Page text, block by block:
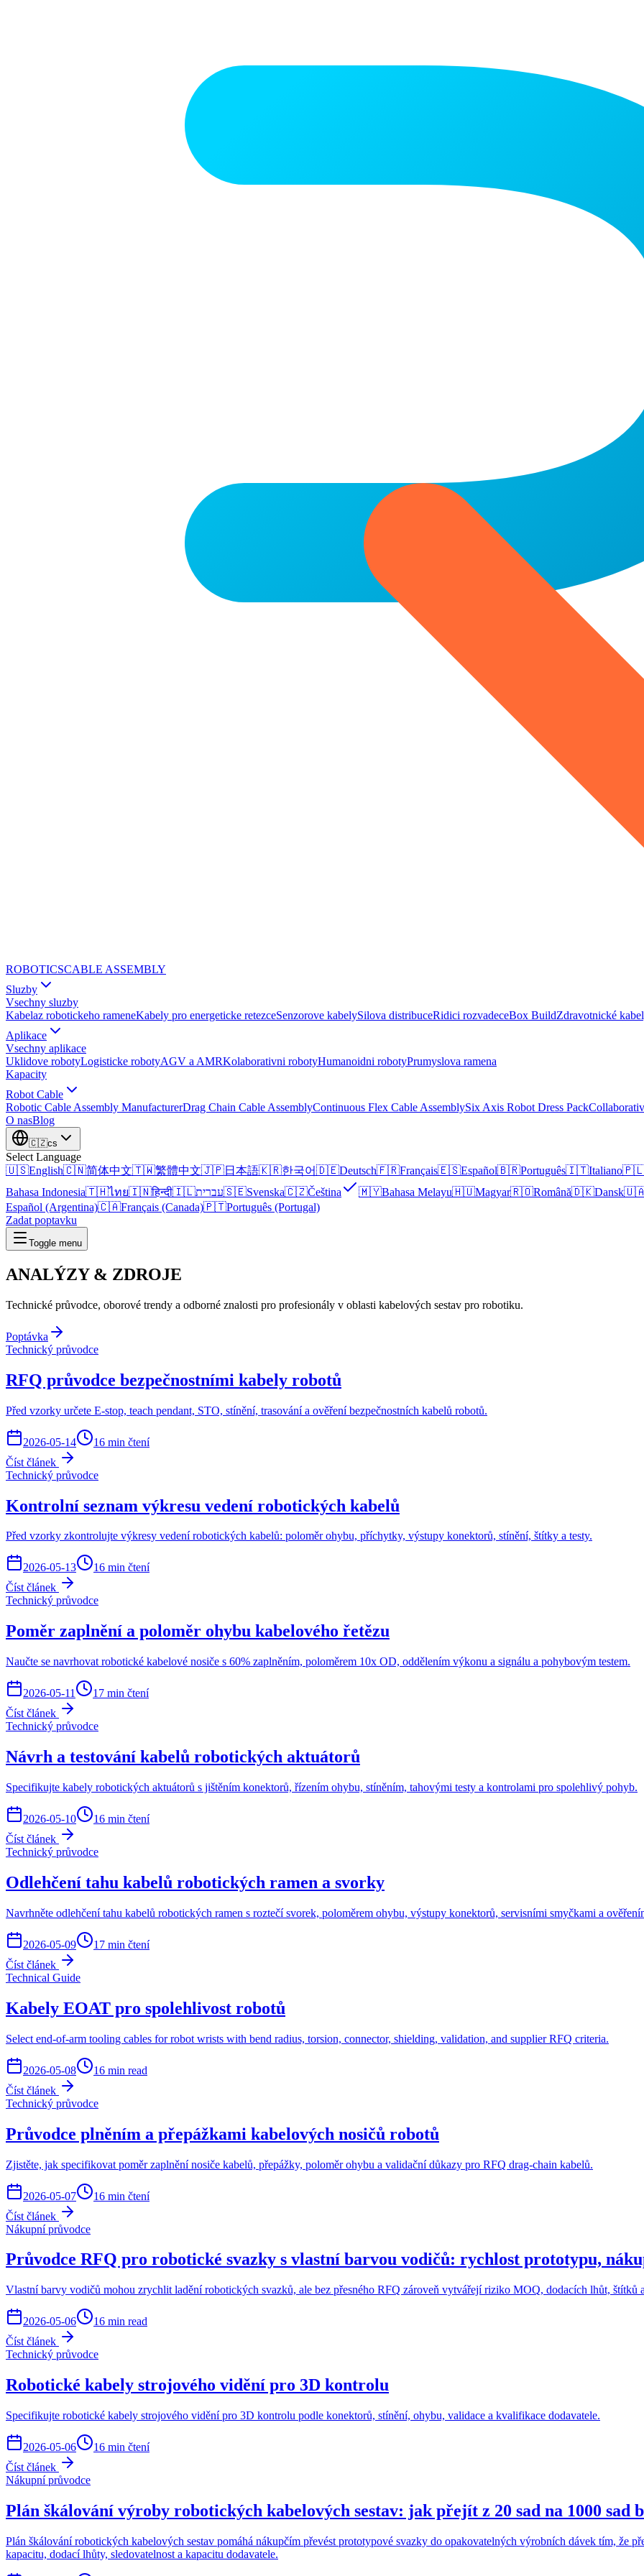
ROBOTICSCABLE ASSEMBLY
Sluzby
Vsechny sluzby
Kabelaz robotickeho rameneKabely pro energeticke retezceSenzorove kabelySilova distribuceRidici rozvadeceBox BuildZdravotnické
Aplikace
Vsechny aplikace
Uklidove robotyLogisticke robotyAGV a AMRKolaborativni robotyHumanoidni robotyPrumyslova ramena
Kapacity
Robot Cable
Robotic Cable Assembly ManufacturerDrag Chain Cable AssemblyContinuous Flex Cable AssemblySix Axis Robot Dress Pack
O nasBlog
🇨🇿cs
Select Language
🇺🇸English🇨🇳简体中文🇹🇼繁體中文🇯🇵日本語🇰🇷한국어🇩🇪Deutsch🇫🇷Français🇪🇸Español🇧🇷Português🇮🇹Italiano
Bahasa Indonesia🇹🇭ไทย🇮🇳हिन्दी🇮🇱עברית🇸🇪Svenska🇨🇿Čeština 🇲🇾Bahasa Melayu🇭🇺Magyar🇷🇴Română🇩🇰Dansk
Español (Argentina)🇨🇦Français (Canada)🇵🇹Português (Portugal)
Zadat poptavku
Toggle menu
ANALÝZY & ZDROJE
Technické průvodce, oborové trendy a odborné znalosti pro profesionály v oblasti kabelových sestav pro robotiku.
Poptávka
Technický průvodce
RFQ průvodce bezpečnostními kabely robotů
Před vzorky určete E-stop, teach pendant, STO, stínění, trasování a ověření bezpečnostních kabelů robotů.
2026-05-14
16 min čtení
Číst článek
Technický průvodce
Kontrolní seznam výkresu vedení robotických kabelů
Před vzorky zkontrolujte výkresy vedení robotických kabelů: poloměr ohybu, příchytky, výstupy konektorů, stínění, štítky a testy.
2026-05-13
16 min čtení
Číst článek
Technický průvodce
Poměr zaplnění a poloměr ohybu kabelového řetězu
Naučte se navrhovat robotické kabelové nosiče s 60% zaplněním, poloměrem 10x OD, oddělením výkonu a signálu a pohybovým testem.
2026-05-11
17 min čtení
Číst článek
Technický průvodce
Návrh a testování kabelů robotických aktuátorů
Specifikujte kabely robotických aktuátorů s jištěním konektorů, řízením ohybu, stíněním, tahovými testy a kontrolami pro spolehlivý pohyb.
2026-05-10
16 min čtení
Číst článek
Technický průvodce
Odlehčení tahu kabelů robotických ramen a svorky
Navrhněte odlehčení tahu kabelů robotických ramen s roztečí svorek, poloměrem ohybu, výstupy konektorů, servisními smyčkami a
2026-05-09
17 min čtení
Číst článek
Technical Guide
Kabely EOAT pro spolehlivost robotů
Select end-of-arm tooling cables for robot wrists with bend radius, torsion, connector, shielding, validation, and supplier RFQ criteria.
2026-05-08
16 min read
Číst článek
Technický průvodce
Průvodce plněním a přepážkami kabelových nosičů robotů
Zjistěte, jak specifikovat poměr zaplnění nosiče kabelů, přepážky, poloměr ohybu a validační důkazy pro RFQ drag-chain kabelů.
2026-05-07
16 min čtení
Číst článek
Nákupní průvodce
Průvodce RFQ pro robotické svazky s vlastní barvou vodičů: rychlost prototypu,
Vlastní barvy vodičů mohou zrychlit ladění robotických svazků, ale bez přesného RFQ zároveň vytvářejí riziko MOQ, dodacích lhůt, štítků
2026-05-06
16 min read
Číst článek
Technický průvodce
Robotické kabely strojového vidění pro 3D kontrolu
Specifikujte robotické kabely strojového vidění pro 3D kontrolu podle konektorů, stínění, ohybu, validace a kvalifikace dodavatele.
2026-05-06
16 min čtení
Číst článek
Nákupní průvodce
Plán škálování výroby robotických kabelových sestav: jak přejít z 20 sad na 1000 sad
Plán škálování robotických kabelových sestav pomáhá nákupčím převést prototypové svazky do opakovatelných výrobních dávek tím, že
kapacitu, dodací lhůty, sledovatelnost a kapacitu dodavatele.